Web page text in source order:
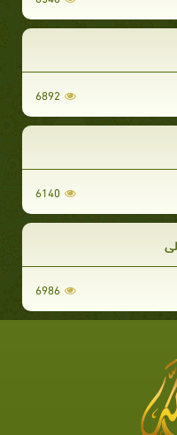
6892
6140
6986